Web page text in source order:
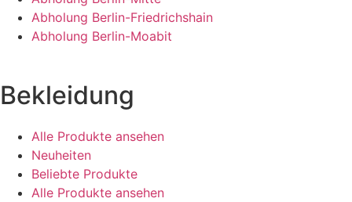
Abholung Berlin-Friedrichshain
Abholung Berlin-Moabit
Bekleidung
Alle Produkte ansehen
Neuheiten
Beliebte Produkte
Alle Produkte ansehen